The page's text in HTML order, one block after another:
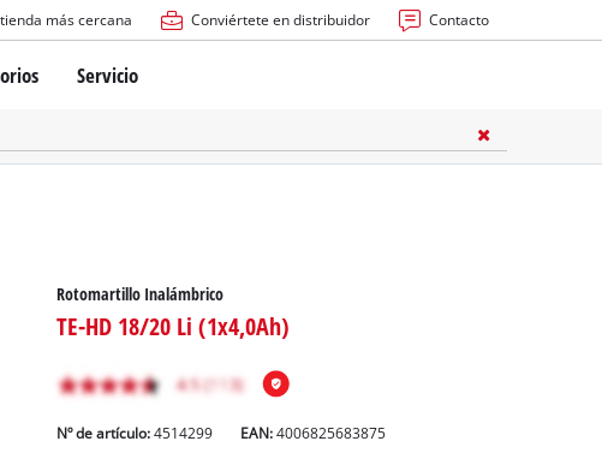
más cercana Conviértete en distribuidor Contacto
a batería
manuales
Servicio
Rotomartillo Inalámbrico
TE-HD 18/20 Li (1x4,0Ah)
Nº de artículo: 4514299 EAN:4006825683875